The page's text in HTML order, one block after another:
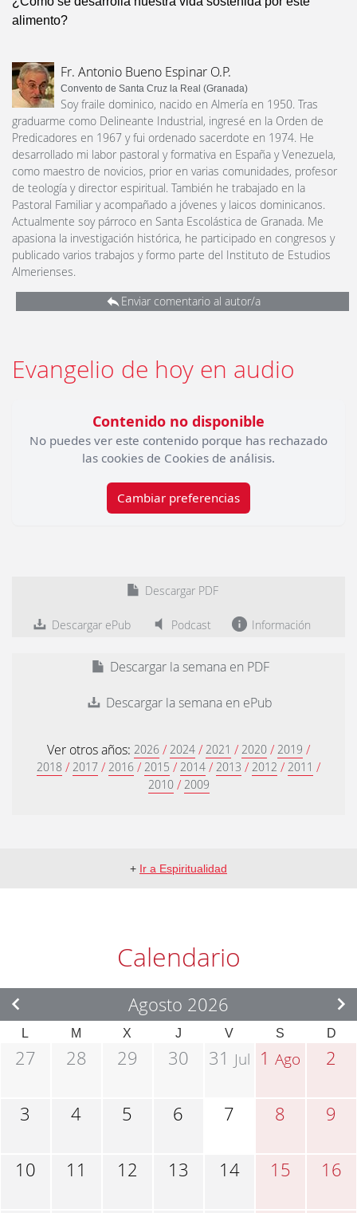
alimento?
Fr. Antonio Bueno Espinar O.P.
Convento de Santa Cruz la Real (Granada)
Soy fraile dominico, nacido en Almería en 1950. Tras
graduarme como Delineante Industrial, ingresé en la Orden de
Predicadores en 1967 y fui ordenado sacerdote en 1974. He
desarrollado mi labor pastoral y formativa en España y Venezuela,
como maestro de novicios, prior en varias comunidades, profesor
de teología y director espiritual. También he trabajado en la
Pastoral Familiar y acompañado a jóvenes y laicos dominicanos.
Actualmente soy párroco en Santa Escolástica de Granada. Me
apasiona la investigación histórica, he participado en congresos y
publicado varios trabajos y formo parte del Instituto de Estudios
Almerienses.
Enviar comentario al autor/a
Evangelio de hoy en audio
Contenido no disponible
No puedes ver este contenido porque has rechazado
las cookies de Cookies de análisis.
Cambiar preferencias
Descargar PDF
Descargar ePub Podcast Información
Descargar la semana en PDF
Descargar la semana en ePub
Ver otros años: 2026 / 2024 / 2021 / 2020 / 2019 /
2018 / 2017 / 2016 / 2015 / 2014 / 2013 / 2012 / 2011 /
2010 / 2009
+ Ir a Espiritualidad
Calendario
Agosto 2026
L M X J V S D
27 28 29 30 31 Jul 1Ago 2
3 4 5 6 7 8 9
10 11 12 13 14 15 16